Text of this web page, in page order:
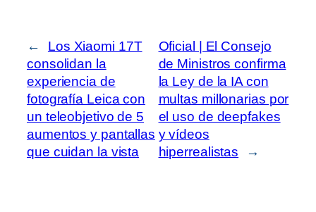
←
Los Xiaomi 17T
consolidan la
experiencia de
fotografía Leica con
un teleobjetivo de 5
aumentos y pantallas
que cuidan la vista
Oficial | El Consejo
de Ministros confirma
la Ley de la IA con
multas millonarias por
el uso de deepfakes
y vídeos
hiperrealistas
→